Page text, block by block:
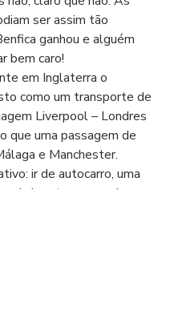
ser assim tão
ganhou e alguém
bem caro!
em Inglaterra o
como um transporte de
Liverpool – Londres
que uma passagem de
e Manchester.
ir de autocarro, uma
mais barata apesar de